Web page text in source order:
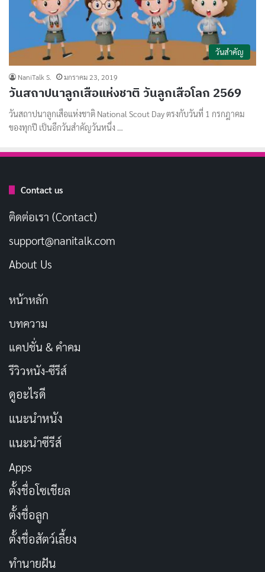
วันสำคัญ
NaniTalk S. มกราคม 23, 2019
วันสถาปนาลูกเสือแห่งชาติ วันลูกเสือโลก 2569
วันสถาปนาลูกเสือแห่งชาติ National Scout Day ตรงกับวันที่ 1 กรกฎาคม
ของทุกปี เป็นอีกวันสำคัญวันหนึ่ง …
Contact us
ติดต่อเรา (Contact)
support@nanitalk.com
About Us
หน้าหลัก
บทความ
แคปชั่น & คำคม
รีวิวหนัง-ซีรีส์
ดูอะไรดี
แนะนำหนัง
แนะนำซีรีส์
Apps
ตั้งชื่อโซเชียล
ตั้งชื่อลูก
ตั้งชื่อสัตว์เลี้ยง
ทำนายฝัน